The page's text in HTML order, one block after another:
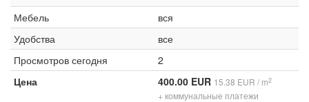
Мебель
вся
Удобства
все
Просмотров сегодня
2
Цена
400.00 EUR 15.38 EUR / m2
+ коммунальные платежи